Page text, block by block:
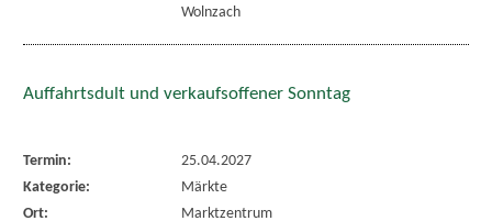
Wolnzach
Auffahrtsdult und verkaufsoffener Sonntag
Termin:
25.04.2027
Kategorie:
Märkte
Ort:
Marktzentrum